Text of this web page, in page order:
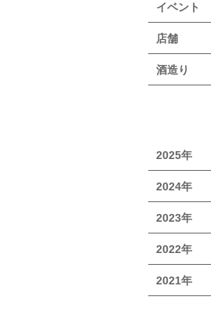
イベント
店舗
酒造り
2025年
2024年
2023年
2022年
2021年